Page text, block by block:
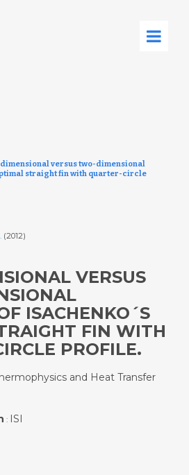
versus two-dimensional
straight fin with quarter-circle
(2012)
VERSUS
ISACHENKO´S
FIN WITH
PROFILE.
and Heat Transfer
: ISI